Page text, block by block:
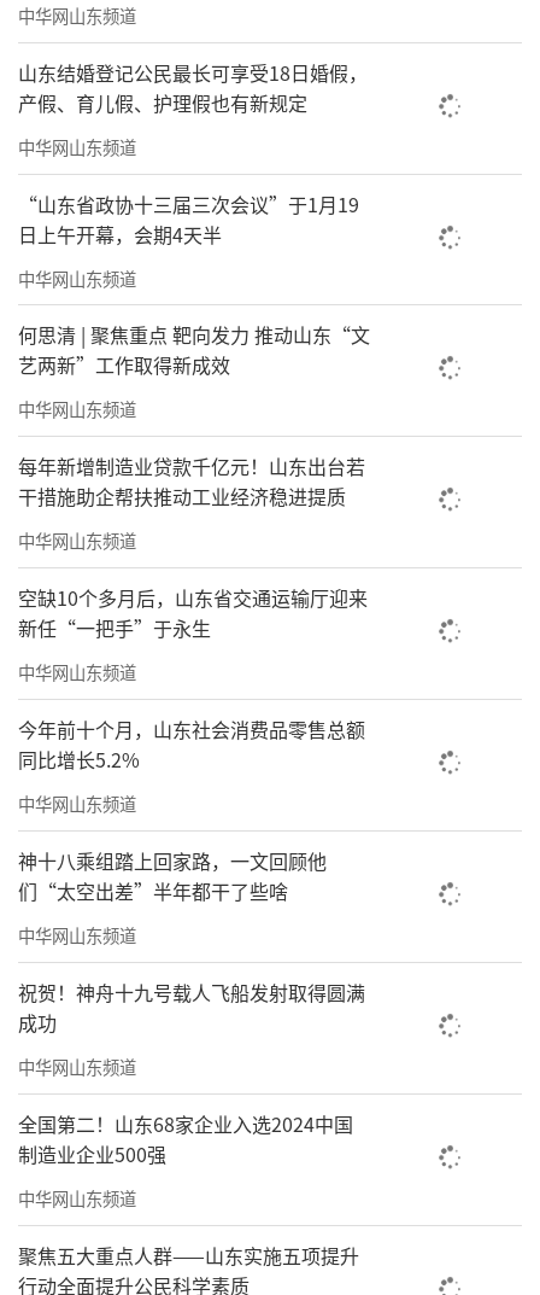
中华网山东频道
山东结婚登记公民最长可享受18日婚假，
产假、育儿假、护理假也有新规定
中华网山东频道
“山东省政协十三届三次会议”于1月19
日上午开幕，会期4天半
中华网山东频道
何思清 | 聚焦重点 靶向发力 推动山东“文
艺两新”工作取得新成效
中华网山东频道
每年新增制造业贷款千亿元！山东出台若
干措施助企帮扶推动工业经济稳进提质
中华网山东频道
空缺10个多月后，山东省交通运输厅迎来
新任“一把手”于永生
中华网山东频道
今年前十个月，山东社会消费品零售总额
同比增长5.2%
中华网山东频道
神十八乘组踏上回家路，一文回顾他
们“太空出差”半年都干了些啥
中华网山东频道
祝贺！神舟十九号载人飞船发射取得圆满
成功
中华网山东频道
全国第二！山东68家企业入选2024中国
制造业企业500强
中华网山东频道
聚焦五大重点人群——山东实施五项提升
行动全面提升公民科学素质